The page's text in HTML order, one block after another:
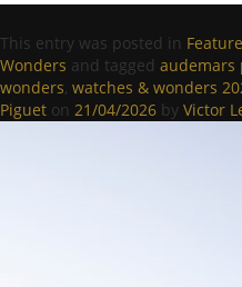
This entry was posted in
Wonders and tagged audemars
wonders, watches & wonders
Piguet on 21/04/2026 by Victor